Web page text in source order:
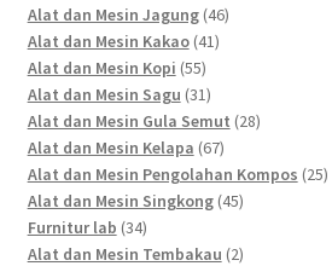
Alat dan Mesin Jagung 4646
Alat dan Mesin Kakao 4141
Alat dan Mesin Kopi 5555
products
Alat dan Mesin Sagu 3131
products
Alat dan Mesin Gula Semut 2828
Alat dan Mesin Kelapa 6767
products
Alat dan Mesin Pengolahan Kompos 2525
Alat dan Mesin Singkong 4545
Furnitur lab 3434
products
Alat dan Mesin Tembakau 22